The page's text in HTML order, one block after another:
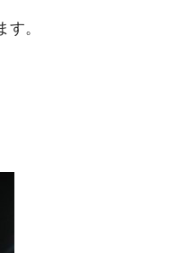
。